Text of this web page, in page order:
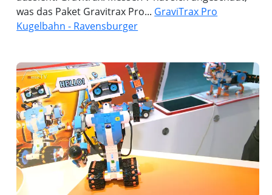
was das Paket Gravitrax Pro... GraviTrax Pro
Kugelbahn - Ravensburger